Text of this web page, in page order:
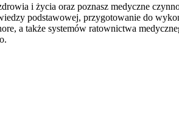
i życia oraz poznasz medyczne
podstawowej, przygotowanie do
a także systemów ratownictwa